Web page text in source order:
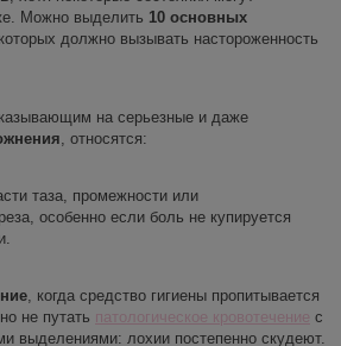
Можно выделить 10 основных
должно вызывать настороженность
на серьезные и даже
, относятся:
таза, промежности или
особенно если боль не купируется
, когда средство гигиены пропитывается
не путать патологическое кровотечение с
выделениями: лохии постепенно скудеют.